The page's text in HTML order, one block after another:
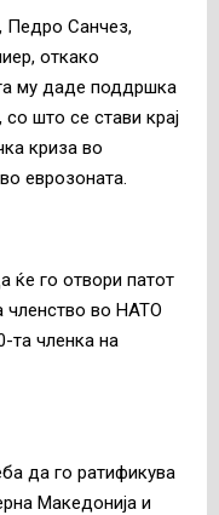
Педро Санчез,
откако
му даде поддршка
што се стави крај
криза во
еврозоната.
го отвори патот
членство во НАТО
та членка на
да го ратификува
Македонија и